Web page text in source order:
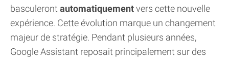
basculeront automatiquementvers cette nouvelle
expérience. Cette évolution marque un changement
majeur de stratégie. Pendant plusieurs années,
Google Assistant reposait principalement sur des